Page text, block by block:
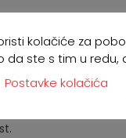
potrebno je popuniti
obuhvaća dvije
želite sudjelovati
će biti
kolačiće za
ste s tim u redu,
Postavke kolačića